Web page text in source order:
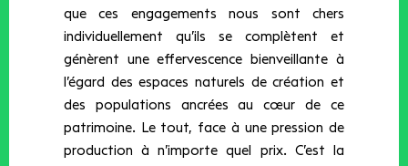
que ces engagements nous sont chers
individuellement qu’ils se complètent et
génèrent une effervescence bienveillante à
l’égard des espaces naturels de création et
des populations ancrées au cœur de ce
patrimoine. Le tout, face à une pression de
production à n’importe quel prix. C’est la